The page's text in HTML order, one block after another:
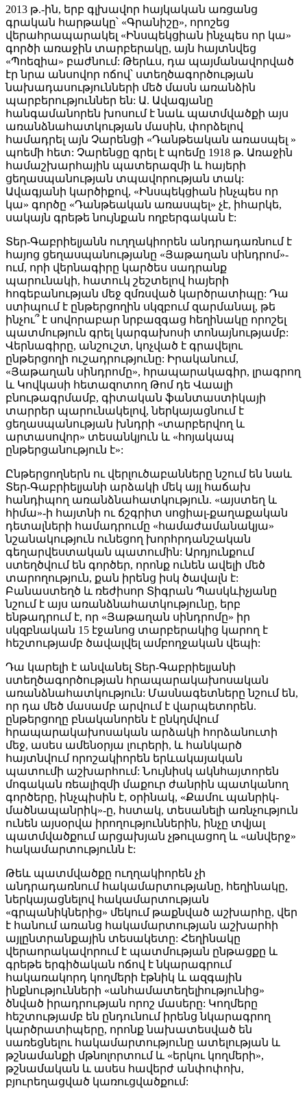
2013 թ.-ին, երբ գլխավոր հայկական առցանց
գրական հարթակը՝ «Գրանիշը», որոշեց
վերահրապարակել «Ինսպեկցիան ինչպես որ կա»
գործի առաջին տարբերակը, այն հայտնվեց
«Պոեզիա» բաժնում: Թերևս, դա պայմանավորված
էր նրա անսովոր ոճով՝ ստեղծագործության
նախադասությունների մեծ մասն առանձին
պարբերություններ են: Ա. Ավագյանը
հանգամանորեն խոսում է նաև պատմվածքի այս
առանձնահատկության մասին, փորձելով
համադրել այն Չարենցի «Դանթեական առասպել »
պոեմի հետ: Չարենցը գրել է պոեմը 1918 թ. Առաջին
համաշխարհային պատերազմի և հայերի
ցեղասպանության տպավորության տակ:
Ավագյանի կարծիքով, «Ինսպեկցիան ինչպես որ
կա» գործը «Դանթեական առասպել» չէ, իհարկե,
սակայն գրեթե նույնքան ողբերգական է:
Տեր-Գաբրիելյանն ուղղակիորեն անդրադառնում է
հայոց ցեղասպանությանը «Յաթաղան սինդրոմ»-
ում, որի վերնագիրը կարծես սադրանք
պարունակի, հատուկ շեշտելով հայերի
հոգեբանության մեջ զմռսված կարծրատիպը: Դա
ստիպում է ընթերցողին սկզբում զարմանալ, թե
ինչու՞ է սովորաբար նրբազգաց հեղինակը որոշել
պատմություն գրել կարգախոսի տոնայնությամբ:
Վերնագիրը, անշուշտ, կոչված է գրավելու
ընթերցողի ուշադրությունը: Իրականում,
«Յաթաղան սինդրոմը», հրապարակագիր, լրագրող
և Կովկասի հետազոտող Թոմ դե Վաալի
բնութագրմամբ, գիտական ֆանտաստիկայի
տարրեր պարունակելով, ներկայացնում է
ցեղասպանության խնդրի «տարբերվող և
արտասովոր» տեսանկյուն և «հոյակապ
ընթերցանություն է»:
Ընթերցողներն ու վերլուծաբանները նշում են նաև
Տեր-Գաբրիելյանի արձակի մեկ այլ հաճախ
հանդիպող առանձնահատկություն. «այստեղ և
հիմա»-ի հայտնի ու ճշգրիտ սոցիալ-քաղաքական
դետալների համադրումը «համաժամանակյա»
նշանակություն ունեցող խորհրդանշական
գեղարվեստական պատումին: Արդյունքում
ստեղծվում են գործեր, որոնք ունեն ավելի մեծ
տարողություն, քան իրենց իսկ ծավալն է:
Բանաստեղծ և ռեժիսոր Տիգրան Պասկևիչյանը
նշում է այս առանձնահատկությունը, երբ
ենթադրում է, որ «Յաթաղան սինդրոմը» իր
սկզբնական 15 էջանոց տարբերակից կարող է
հեշտությամբ ծավալվել ամբողջական վեպի:
Դա կարելի է անվանել Տեր-Գաբրիելյանի
ստեղծագործության հրապարակախոսական
առանձնահատկություն: Մասնագետները նշում են,
որ դա մեծ մասամբ արվում է վարպետորեն.
ընթերցողը բնականորեն է ընկղմվում
հրապարակախոսական արձակի հորձանուտի
մեջ, ասես ամենօրյա լուրերի, և հանկարծ
հայտնվում որոշակիորեն երևակայական
պատումի աշխարհում: Նույնիսկ ակնհայտորեն
մոգական ռեալիզմի մաքուր ժանրին պատկանող
գործերը, ինչպիսին է, օրինակ, «Քամու պանրիկ-
մածնապանրիկ»-ը, հստակ, տեսանելի առնչություն
ունեն այսօրվա իրողություններին, ինչը տվյալ
պատմվածքում արցախյան չթուլացող և «անվերջ»
հակամարտությունն է:
Թեև պատմվածքը ուղղակիորեն չի
անդրադառնում հակամարտությանը, հեղինակը,
ներկայացնելով հակամարտության
«գրպանիկներից» մեկում թաքնված աշխարհը, վեր
է հանում առանց հակամարտության աշխարհի
այլընտրանքային տեսակետը: Հեղինակը
վերաորակավորում է պատմության ընթացքը և
գրեթե երգիծական ոճով է նկարագրում
հակառակորդ կողմերի էթնիկ և ազգային
ինքնությունների «անհամատեղելիությունից»
ծնված իրադրության որոշ մասերը: Կողմերը
հեշտությամբ են ընդունում իրենց նկարագրող
կարծրատիպերը, որոնք նախատեսված են
սառեցնելու հակամարտությունը ատելության և
թշնամանքի մթնոլորտում և «երկու կողմերի»,
թշնամական և ասես հավերժ անփոփոխ,
բյուրեղացված կառուցվածքում: